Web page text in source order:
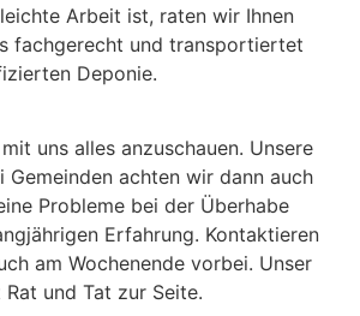
Arbeit ist, raten wir Ihnen
fachgerecht und transportiertet
Deponie.
uns alles anzuschauen. Unsere
achten wir dann auch
Probleme bei der Überhabe
Erfahrung. Kontaktieren
am Wochenende vorbei. Unser
und Tat zur Seite.